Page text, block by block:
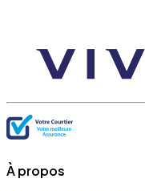
À propos